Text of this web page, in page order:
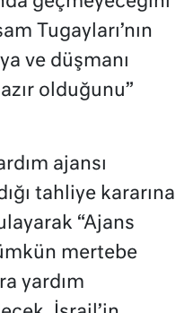
Tugayları’nın
ve düşmanı
olduğunu”
ajansı
tahliye kararına
“Ajans
mertebe
yardım